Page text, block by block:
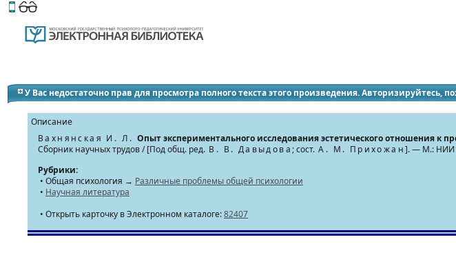
Этот сайт поддерживает
У Вас недостаточно прав для просмотра полного текста этого произведения. Авторизируйтесь,
Описание
Вахнянская И. Л. Опыт экспериментального исследования эстетического отношения к
Сборник научных трудов / [Под общ. ред. В. В. Давыдова ; сост. А. М. Прихожан]. — М.: НИИ
Рубрики:
• Общая психология → Различные проблемы общей психологии
• Научная литература
• Открыть карточку в Электронном каталоге:82407